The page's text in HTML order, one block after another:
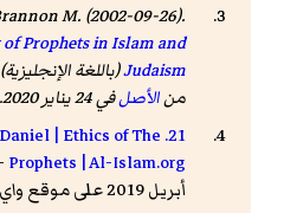
M. (2002-09-26).
Prophets in Islam and
Judaism
منالأصلفي 24 يناير 2020.
Daniel | Ethics of The
Prophets | Al-Islam.org
أبريل 2019 على موقع واي باك مشين.